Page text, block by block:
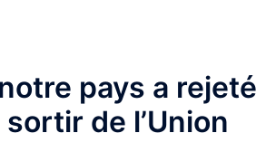
pays a rejeté
de l’Union